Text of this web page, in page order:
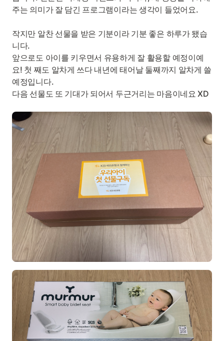
주는 의미가 잘 담긴 프로그램이라는 생각이 들었어요.
작지만 알찬 선물을 받은 기분이라 기분 좋은 하루가 됐습
니다.
앞으로도 아이를 키우면서 유용하게 잘 활용할 예정이예
요! 첫 째도 알차게 쓰다 내년에 태어날 둘째까지 알차게 쓸
예정입니다.
다음 선물도 또 기대가 되어서 두근거리는 마음이네요 XD